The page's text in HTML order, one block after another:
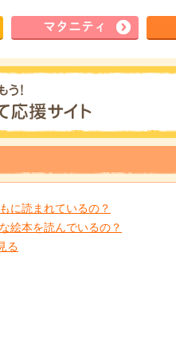
マタ ニティ
に読まれているの？
絵本を読んでいるの？
る